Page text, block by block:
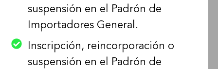
suspensión en el Padrón de
Importadores General.
Inscripción, reincorporación o
suspensión en el Padrón de